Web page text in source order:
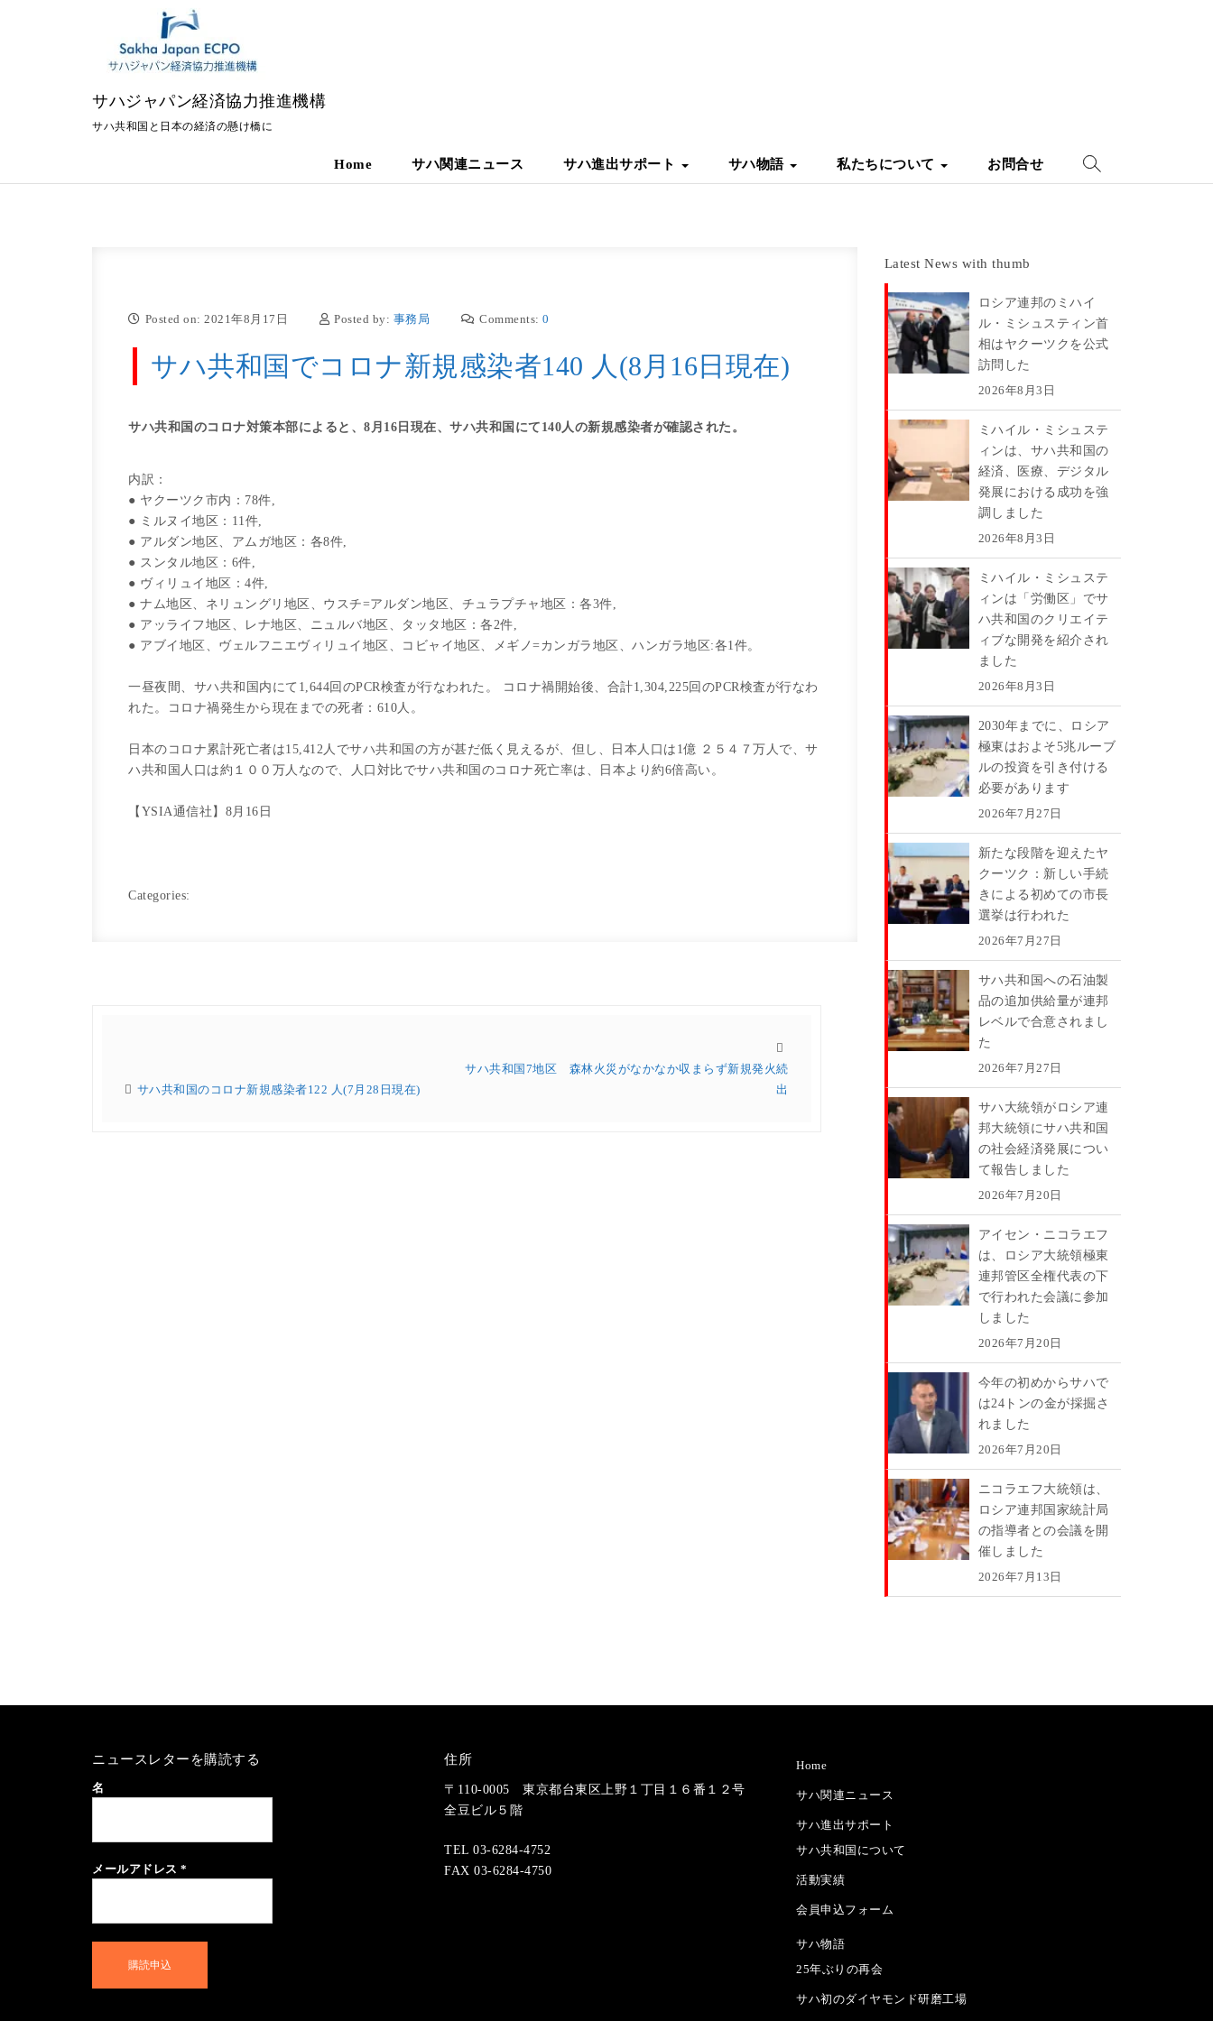
サハジャパン経済協力推進機構
サハ共和国と日本の経済の懸け橋に
Home サハ関連ニュース サハ進出サポート サハ物語 私たちについて お問合せ
Posted on: 2021年8月17日 Posted by: 事務局 Comments: 0
サハ共和国でコロナ新規感染者140 人(8月16日現在)
サハ共和国のコロナ対策本部によると、8月16日現在、サハ共和国にて140人の新規感染者が確認された。
内訳：
● ヤクーツク市内：78件,
● ミルヌイ地区：11件,
● アルダン地区、アムガ地区：各8件,
● スンタル地区：6件,
● ヴィリュイ地区：4件,
● ナム地区、ネリュングリ地区、ウスチ=アルダン地区、チュラプチャ地区：各3件,
● アッライフ地区、レナ地区、ニュルバ地区、タッタ地区：各2件,
● アブイ地区、ヴェルフニエヴィリュイ地区、コビャイ地区、メギノ=カンガラ地区、ハンガラ地区:各1件。
一昼夜間、サハ共和国内にて1,644回のPCR検査が行なわれた。 コロナ禍開始後、合計1,304,225回のPCR検査が行なわ
れた。コロナ禍発生から現在までの死者：610人。
日本のコロナ累計死亡者は15,412人でサハ共和国の方が甚だ低く見えるが、但し、日本人口は1億 ２５４７万人で、サ
ハ共和国人口は約１００万人なので、人口対比でサハ共和国のコロナ死亡率は、日本より約6倍高い。
【YSIA通信社】8月16日
Categories:
サハ共和国のコロナ新規感染者122 人(7月28日現在)
サハ共和国7地区 森林火災がなかなか収まらず新規発火続
出
Latest News with thumb
ロシア連邦のミハイ
ル・ミシュスティン首
相はヤクーツクを公式
訪問した
2026年8月3日
ミハイル・ミシュステ
ィンは、サハ共和国の
経済、医療、デジタル
発展における成功を強
調しました
2026年8月3日
ミハイル・ミシュステ
ィンは「労働区」でサ
ハ共和国のクリエイテ
ィブな開発を紹介され
ました
2026年8月3日
2030年までに、ロシア
極東はおよそ5兆ルーブ
ルの投資を引き付ける
必要があります
2026年7月27日
新たな段階を迎えたヤ
クーツク：新しい手続
きによる初めての市長
選挙は行われた
2026年7月27日
サハ共和国への石油製
品の追加供給量が連邦
レベルで合意されまし
た
2026年7月27日
サハ大統領がロシア連
邦大統領にサハ共和国
の社会経済発展につい
て報告しました
2026年7月20日
アイセン・ニコラエフ
は、ロシア大統領極東
連邦管区全権代表の下
で行われた会議に参加
しました
2026年7月20日
今年の初めからサハで
は24トンの金が採掘さ
れました
2026年7月20日
ニコラエフ大統領は、
ロシア連邦国家統計局
の指導者との会議を開
催しました
2026年7月13日
ニュースレターを購読する
名
メールアドレス *
住所
〒110-0005 東京都台東区上野１丁目１６番１２号
全豆ビル５階
TEL 03-6284-4752
FAX 03-6284-4750
Home
サハ関連ニュース
サハ進出サポート
サハ共和国について
活動実績
会員申込フォーム
サハ物語
25年ぶりの再会
サハ初のダイヤモンド研磨工場